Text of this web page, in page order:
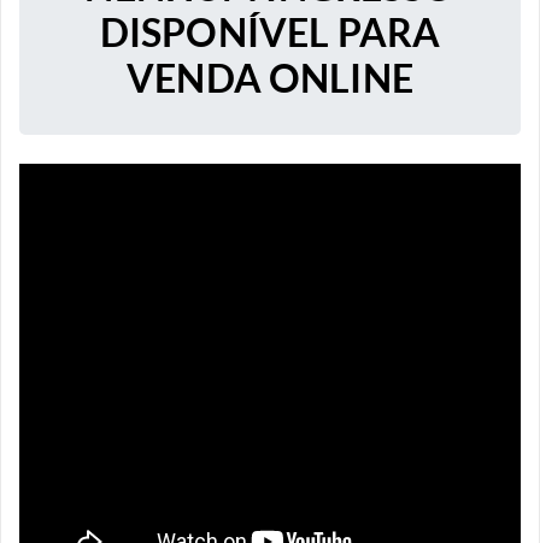
DISPONÍVEL PARA
VENDA ONLINE